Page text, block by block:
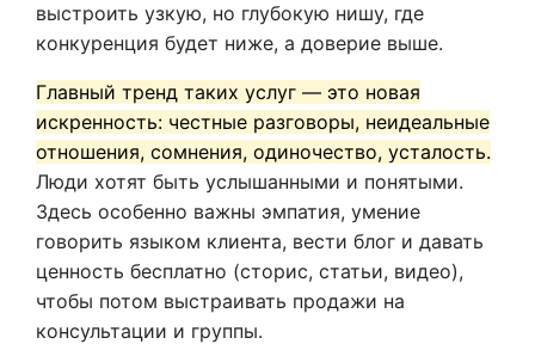
выстроить узкую, но глубокую нишу, где
конкуренция будет ниже, а доверие выше.
Главный тренд таких услуг — это новая
искренность: честные разговоры, неидеальные
отношения, сомнения, одиночество, усталость.
Люди хотят быть услышанными и понятыми.
Здесь особенно важны эмпатия, умение
говорить языком клиента, вести блог и давать
ценность бесплатно (сторис, статьи, видео),
чтобы потом выстраивать продажи на
консультации и группы.